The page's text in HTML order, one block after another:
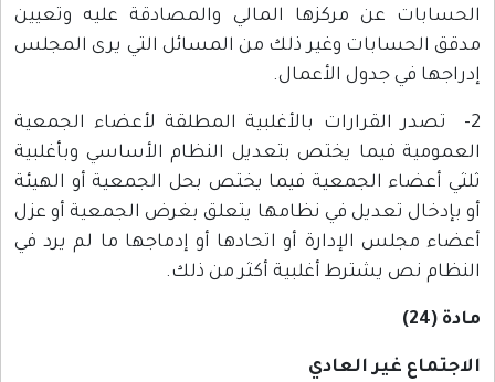
الحسابات عن مركزها المالي والمصادقة عليه وتعيين
مدقق الحسابات وغير ذلك من المسائل التي يرى المجلس
إدراجها في جدول الأعمال.
2- تصدر القرارات بالأغلبية المطلقة لأعضاء الجمعية
العمومية فيما يختص بتعديل النظام الأساسي وبأغلبية
ثلثي أعضاء الجمعية فيما يختص بحل الجمعية أو الهيئة
أو بإدخال تعديل في نظامها يتعلق بغرض الجمعية أو عزل
أعضاء مجلس الإدارة أو اتحادها أو إدماجها ما لم يرد في
النظام نص يشترط أغلبية أكثر من ذلك.
مادة (24)
الاجتماع غير العادي